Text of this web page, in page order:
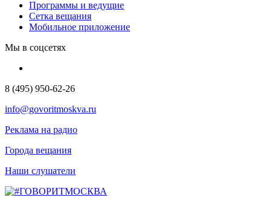
Программы и ведущие
Сетка вещания
Мобильное приложение
Мы в соцсетях
8 (495) 950-62-26
info@govoritmoskva.ru
Реклама на радио
Города вещания
Наши слушатели